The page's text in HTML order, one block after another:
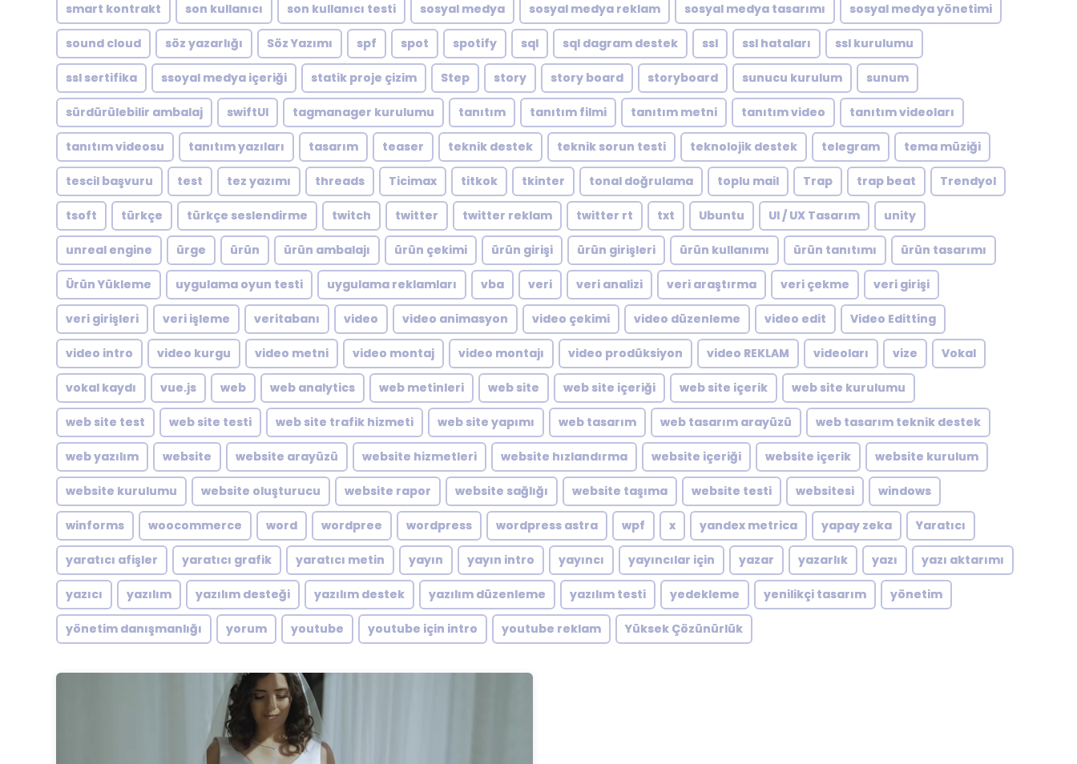
smart kontrakt son kullanıcı son kullanıcı testi sosyal medya sosyal medya reklam sosyal medya tasarımı sosyal medya yönetimi
sound cloud söz yazarlığı Söz Yazımı spf spot spotify sql sql dagram destek ssl ssl hataları ssl kurulumu
ssl sertifika ssoyal medya içeriği statik proje çizim Step story story board storyboard sunucu kurulum sunum
sürdürülebilir ambalaj swiftUI tagmanager kurulumu tanıtım tanıtım filmi tanıtım metni tanıtım video tanıtım videoları
tanıtım videosu tanıtım yazıları tasarım teaser teknik destek teknik sorun testi teknolojik destek telegram tema müziği
tescil başvuru test tez yazımı threads Ticimax titkok tkinter tonal doğrulama toplu mail Trap trap beat Trendyol
tsoft türkçe türkçe seslendirme twitch twitter twitter reklam twitter rt txt Ubuntu UI / UX Tasarım unity
unreal engine ürge ürün ürün ambalajı ürün çekimi ürün girişi ürün girişleri ürün kullanımı ürün tanıtımı ürün tasarımı
Ürün Yükleme uygulama oyun testi uygulama reklamları vba veri veri analizi veri araştırma veri çekme veri girişi
veri girişleri veri işleme veritabanı video video animasyon video çekimi video düzenleme video edit Video Editting
video intro video kurgu video metni video montaj video montajı video prodüksiyon video REKLAM videoları vize Vokal
vokal kaydı vue.js web web analytics web metinleri web site web site içeriği web site içerik web site kurulumu
web site test web site testi web site trafik hizmeti web site yapımı web tasarım web tasarım arayüzü web tasarım teknik destek
web yazılım website website arayüzü website hizmetleri website hızlandırma website içeriği website içerik website kurulum
website kurulumu website oluşturucu website rapor website sağlığı website taşıma website testi websitesi windows
winforms woocommerce word wordpree wordpress wordpress astra wpf x yandex metrica yapay zeka Yaratıcı
yaratıcı afişler yaratıcı grafik yaratıcı metin yayın yayın intro yayıncı yayıncılar için yazar yazarlık yazı yazı aktarımı
yazıcı yazılım yazılım desteği yazılım destek yazılım düzenleme yazılım testi yedekleme yenilikçi tasarım yönetim
yönetim danışmanlığı yorum youtube youtube için intro youtube reklam Yüksek Çözünürlük